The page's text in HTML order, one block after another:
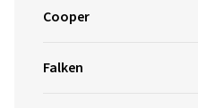
Cooper
Falken